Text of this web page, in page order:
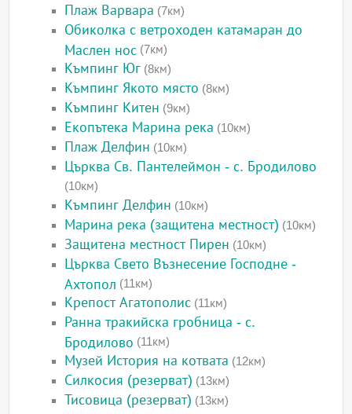
Плаж Варвара (7км)
Обиколка с ветроходен катамаран до
Маслен нос (7км)
Къмпинг Юг (8км)
Къмпинг Якото място (8км)
Къмпинг Китен (9км)
Екопътека Марина река (10км)
Плаж Делфин (10км)
Църква Св. Пантелеймон - с. Бродилово
(10км)
Къмпинг Делфин (10км)
Марина река (защитена местност) (10км)
Защитена местност Пирен (10км)
Църква Свето Възнесение Господне -
Ахтопол (11км)
Крепост Агатополис (11км)
Ранна тракийска гробница - с.
Бродилово (11км)
Музей История на котвата (12км)
Силкосия (резерват) (13км)
Тисовица (резерват) (13км)